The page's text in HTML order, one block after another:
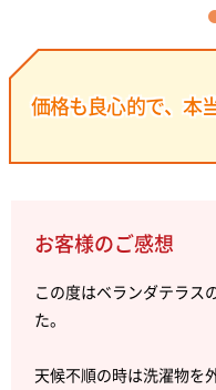
価格も良心的で、本
お客様のご感想
この度はベランダテラス
た。
天候不順の時は洗濯物を